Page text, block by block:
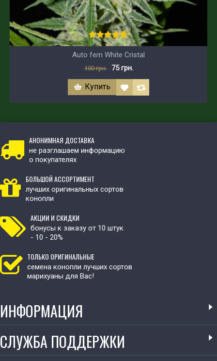
Auto fem White Cristal
100 грн. 75 грн.
Купить
АНОНИМНАЯ ДОСТАВКА
не разглашаем информацию
о покупателях
БОЛЬШОЙ АССОРТИМЕНТ
лучших оригинальных сортов
конопли
АКЦИИ И СКИДКИ
бонусы к заказу от 10 штук
- 10 - 20%
ТОЛЬКО ОРИГИНАЛЬНЫЕ
семена конопли лучших сортов
марихуаны для Вас!
ИНФОРМАЦИЯ
СЛУЖБА ПОДДЕРЖКИ